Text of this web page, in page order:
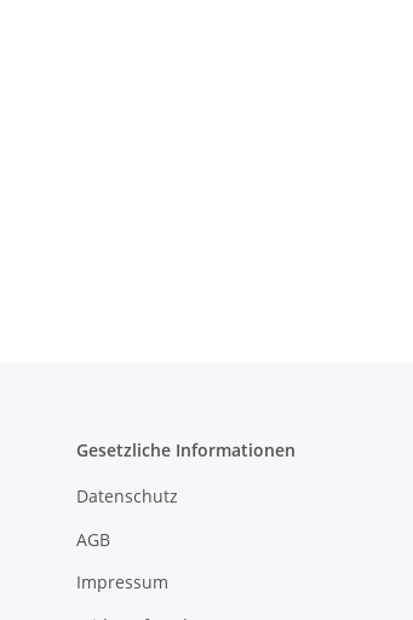
Gesetzliche Informationen
Datenschutz
AGB
Impressum